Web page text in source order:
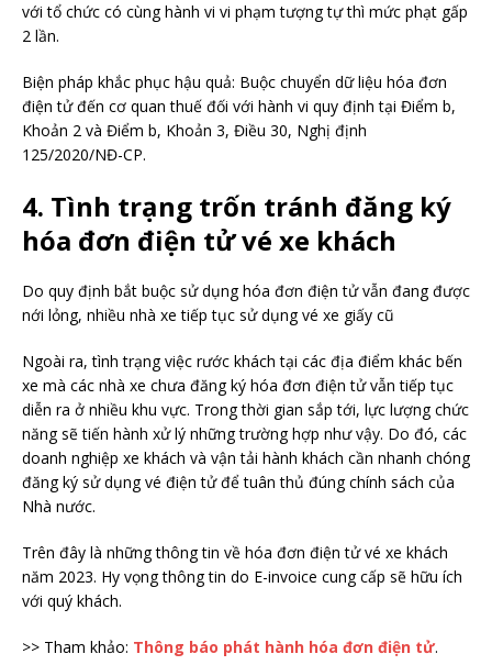
với tổ chức có cùng hành vi vi phạm tượng tự thì mức phạt gấp
2 lần.
Biện pháp khắc phục hậu quả: Buộc chuyển dữ liệu hóa đơn
điện tử đến cơ quan thuế đối với hành vi quy định tại Điểm b,
Khoản 2 và Điểm b, Khoản 3, Điều 30, Nghị định
125/2020/NĐ-CP.
4. Tình trạng trốn tránh đăng ký
hóa đơn điện tử vé xe khách
Do quy định bắt buộc sử dụng hóa đơn điện tử vẫn đang được
nới lỏng, nhiều nhà xe tiếp tục sử dụng vé xe giấy cũ
Ngoài ra, tình trạng việc rước khách tại các địa điểm khác bến
xe mà các nhà xe chưa đăng ký hóa đơn điện tử vẫn tiếp tục
diễn ra ở nhiều khu vực. Trong thời gian sắp tới, lực lượng chức
năng sẽ tiến hành xử lý những trường hợp như vậy. Do đó, các
doanh nghiệp xe khách và vận tải hành khách cần nhanh chóng
đăng ký sử dụng vé điện tử để tuân thủ đúng chính sách của
Nhà nước.
Trên đây là những thông tin về hóa đơn điện tử vé xe khách
năm 2023. Hy vọng thông tin do E-invoice cung cấp sẽ hữu ích
với quý khách.
>> Tham khảo: Thông báo phát hành hóa đơn điện tử.